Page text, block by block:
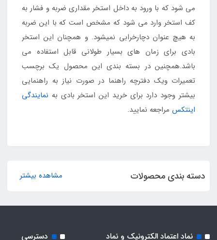
می شود که با ورود به داخل استخر مقداری ضربه و فشار به
کف استخر وارد می شود که مشخص است که با این ضربه
به هیچ عنوان دچارخرابی نمیشود. و همچنان این استخر
بادی برای زمان های بسیار طولانی قابل استفاده می
باشد.همچنین در بسته بندی این محصول یک برچسب
تعمیرات ویک دفترچه راهنما در صورت نیاز به راهنمایی
بیشتر وجود دارد برای خرید این استخر بادی به نمایندگی
اینتکس مراجعه نمایید.
دسته بندی محصولات مشاهده بیشتر
نماد اعتماد الکترونیک و نماد
دسترسی